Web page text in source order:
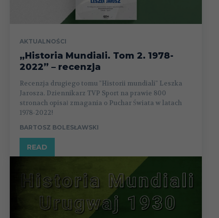
AKTUALNOŚCI
„Historia Mundiali. Tom 2. 1978-
2022” – recenzja
Recenzja drugiego tomu "Historii mundiali" Leszka
Jarosza. Dziennikarz TVP Sport na prawie 800
stronach opisał zmagania o Puchar Świata w latach
1978-2022!
BARTOSZ BOLESŁAWSKI
READ